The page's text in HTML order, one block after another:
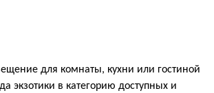
для комнаты, кухни или гостиной
экзотики в категорию доступных и